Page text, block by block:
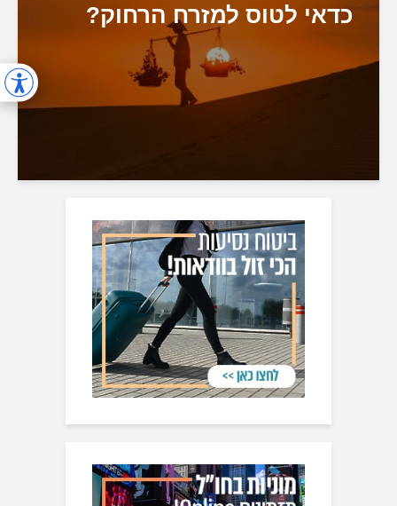
כדאי לטוס למזרח הרחוק?